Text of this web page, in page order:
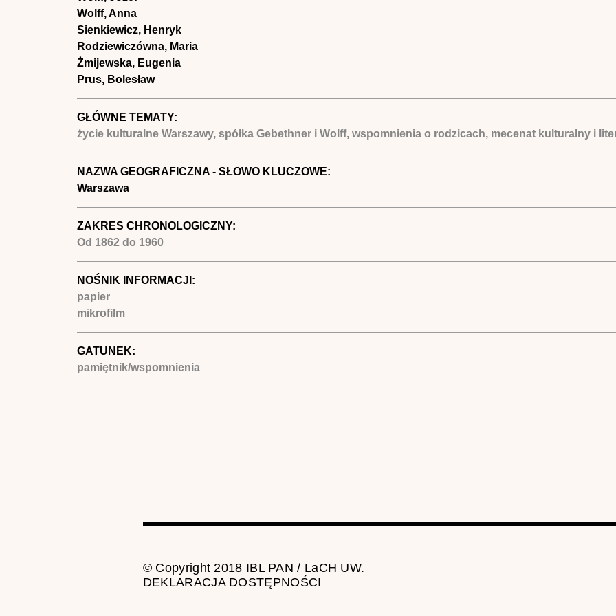
Wolff, Anna
Sienkiewicz, Henryk
Rodziewiczówna, Maria
Żmijewska, Eugenia
Prus, Bolesław
GŁÓWNE TEMATY:
życie kulturalne Warszawy, spółka Gebethner i Wolff, wspomnienia o rodzicach, mecenat kulturalny i
NAZWA GEOGRAFICZNA - SŁOWO KLUCZOWE:
Warszawa
ZAKRES CHRONOLOGICZNY:
Od 1862do 1960
NOŚNIK INFORMACJI:
papier
mikrofilm
GATUNEK:
pamiętnik/wspomnienia
© Copyright 2018 IBL PAN / LaCH UW.
DEKLARACJA DOSTĘPNOŚCI